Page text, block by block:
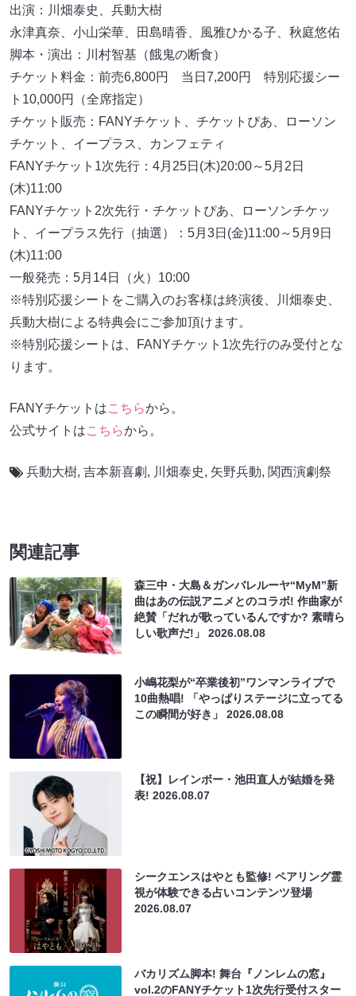
出演：川畑泰史、兵動大樹
永津真奈、小山栄華、田島晴香、風雅ひかる子、秋庭悠佑
脚本・演出：川村智基（餓鬼の断食）
チケット料金：前売6,800円 当日7,200円 特別応援シー
ト10,000円（全席指定）
チケット販売：FANYチケット、チケットぴあ、ローソン
チケット、イープラス、カンフェティ
FANYチケット1次先行：4月25日(木)20:00～5月2日
(木)11:00
FANYチケット2次先行・チケットぴあ、ローソンチケッ
ト、イープラス先行（抽選）：5月3日(金)11:00～5月9日
(木)11:00
一般発売：5月14日（火）10:00
※特別応援シートをご購入のお客様は終演後、川畑泰史、
兵動大樹による特典会にご参加頂けます。
※特別応援シートは、FANYチケット1次先行のみ受付とな
ります。
FANYチケットはこちらから。
公式サイトはこちらから。
兵動大樹, 吉本新喜劇 , 川畑泰史, ⽮野兵動, 関西演劇祭
関連記事
森三中・大島＆ガンバレルーヤ“MyM”新
曲はあの伝説アニメとのコラボ! 作曲家が
絶賛「だれが歌っているんですか? 素晴ら
しい歌声だ!」2026.08.08
小嶋花梨が“卒業後初”ワンマンライブで
10曲熱唱! 「やっぱりステージに立ってる
この瞬間が好き」2026.08.08
【祝】レインボー・池田直人が結婚を発
表!2026.08.07
シークエンスはやとも監修! ペアリング霊
視が体験できる占いコンテンツ登場
2026.08.07
バカリズム脚本! 舞台『ノンレムの窓』
vol.2のFANYチケット1次先行受付スター